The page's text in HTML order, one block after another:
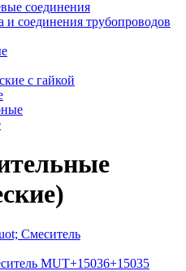
соединения
и соединения трубопроводов
с гайкой
MUT+15036+15035